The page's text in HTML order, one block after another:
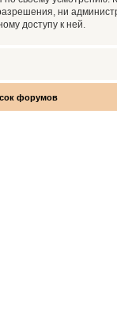
ни
доступу к ней.
форумов